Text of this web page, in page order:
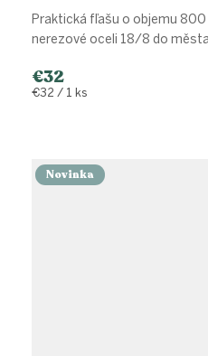
€32
Jednotková
€32 / 1 ks
Praktická fľašu o objemu
nerezové oceli 18/8 do města
Novinka